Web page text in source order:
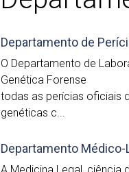
Departamento de
O Departamento de
Genética Forense A
todas as perícias oficiais
genéticas c...
Departamento Médico-